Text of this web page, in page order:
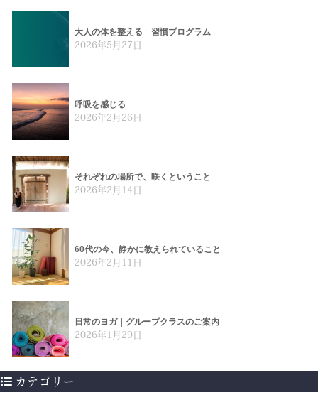
大人の体を整える 習慣プログラム
2026年5月27日
呼吸を感じる
2026年2月26日
それぞれの場所で、咲くということ
2026年2月14日
60代の今、静かに教えられていること
2026年2月11日
日常のヨガ｜グループクラスのご案内
2026年1月29日
カテゴリー